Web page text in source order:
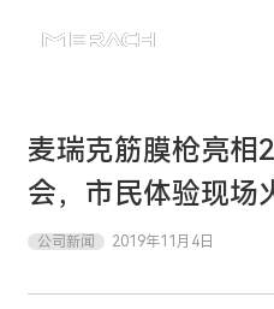
麦瑞克筋膜枪亮相
会，市民体验现场
公司新闻 2019年11月4日